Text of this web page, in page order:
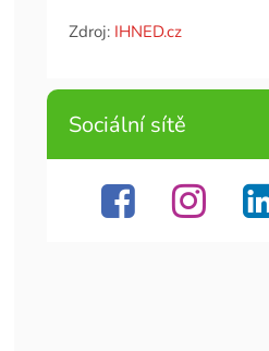
Zdroj: IHNED.cz
Sociální sítě